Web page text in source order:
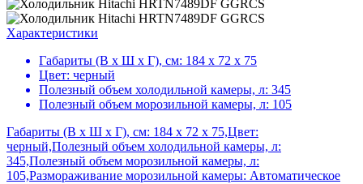
Характеристики
Габариты (В х Ш х Г), см: 184 х 72 х 75
Цвет: черный
Полезный объем холодильной камеры, л: 345
Полезный объем морозильной камеры, л: 105
Габариты (В х Ш х Г), см: 184 х 72 х 75,Цвет:
черный,Полезный объем холодильной камеры, л:
345,Полезный объем морозильной камеры, л:
105,Размораживание морозильной камеры: Автоматическое